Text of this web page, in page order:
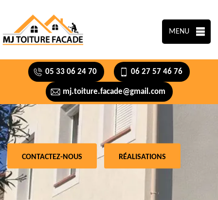
MENU
05 33 06 24 70 06 27 57 46 76
mj.toiture.facade@gmail.com
CONTACTEZ-NOUS RÉALISATIONS